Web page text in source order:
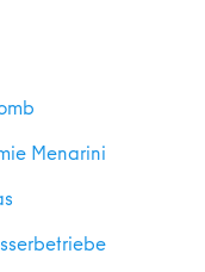
Menarini